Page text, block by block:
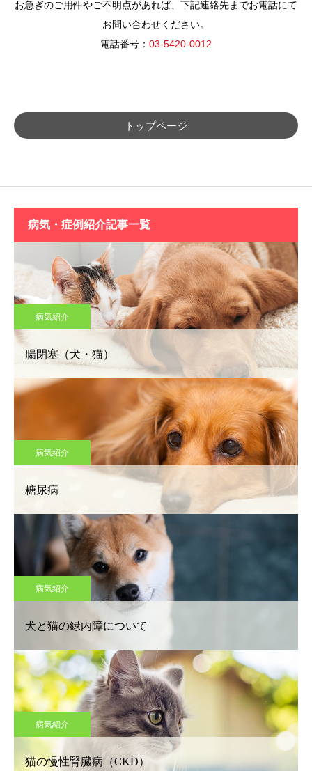
お急ぎのご用件やご不明点があれば、下記連絡先までお電話にて
お問い合わせください。
電話番号： 03-5420-0012
トップページ
病気・症例紹介記事一覧
病気紹介
腸閉塞（犬・猫）
病気紹介
糖尿病
病気紹介
犬と猫の緑内障について
病気紹介
猫の慢性腎臓病（CKD）